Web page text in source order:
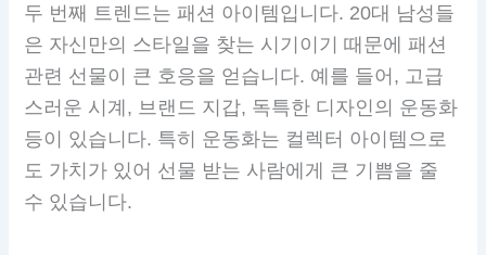
두 번째 트렌드는 패션 아이템입니다. 20대 남성들
은 자신만의 스타일을 찾는 시기이기 때문에 패션
관련 선물이 큰 호응을 얻습니다. 예를 들어, 고급
스러운 시계, 브랜드 지갑, 독특한 디자인의 운동화
등이 있습니다. 특히 운동화는 컬렉터 아이템으로
도 가치가 있어 선물 받는 사람에게 큰 기쁨을 줄
수 있습니다.